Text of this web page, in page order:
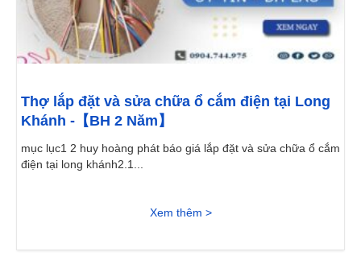
Thợ lắp đặt và sửa chữa ổ cắm điện tại Long
Khánh -【BH 2 Năm】
mục lục1 2 huy hoàng phát báo giá lắp đặt và sửa chữa ổ cắm
điện tại long khánh2.1...
Xem thêm >